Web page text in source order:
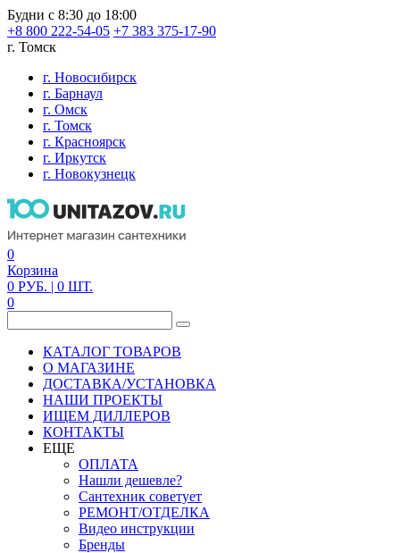
Будни с 8:30 до 18:00
+8 800 222-54-05 +7 383 375-17-90
г. Томск
г. Новосибирск
г. Барнаул
г. Омск
г. Томск
г. Красноярск
г. Иркутск
г. Новокузнецк
0
Корзина
0 РУБ. | 0 ШТ.
0
КАТАЛОГ ТОВАРОВ
О МАГАЗИНЕ
ДОСТАВКА/УСТАНОВКА
НАШИ ПРОЕКТЫ
ИЩЕМ ДИЛЛЕРОВ
КОНТАКТЫ
ЕЩЕ
ОПЛАТА
Нашли дешевле?
Сантехник советует
РЕМОНТ/ОТДЕЛКА
Видео инструкции
Бренды